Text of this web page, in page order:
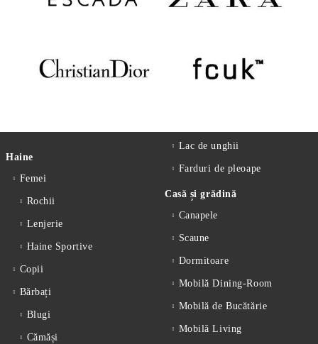
Haine
Femei
Rochii
Lenjerie
Haine Sportive
Copii
Bărbați
Blugi
Cămăși
Lac de unghii
Farduri de pleoape
Casă și grădină
Canapele
Scaune
Dormitoare
Mobilă Dining-Room
Mobilă de Bucătărie
Mobilă Living